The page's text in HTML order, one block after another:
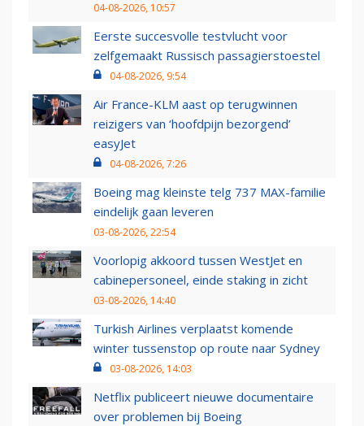
04-08-2026, 10:57
Eerste succesvolle testvlucht voor
zelfgemaakt Russisch passagierstoestel
04-08-2026, 9:54
Air France-KLM aast op terugwinnen
reizigers van ‘hoofdpijn bezorgend’
easyJet
04-08-2026, 7:26
Boeing mag kleinste telg 737 MAX-familie
eindelijk gaan leveren
03-08-2026, 22:54
Voorlopig akkoord tussen WestJet en
cabinepersoneel, einde staking in zicht
03-08-2026, 14:40
Turkish Airlines verplaatst komende
winter tussenstop op route naar Sydney
03-08-2026, 14:03
Netflix publiceert nieuwe documentaire
over problemen bij Boeing